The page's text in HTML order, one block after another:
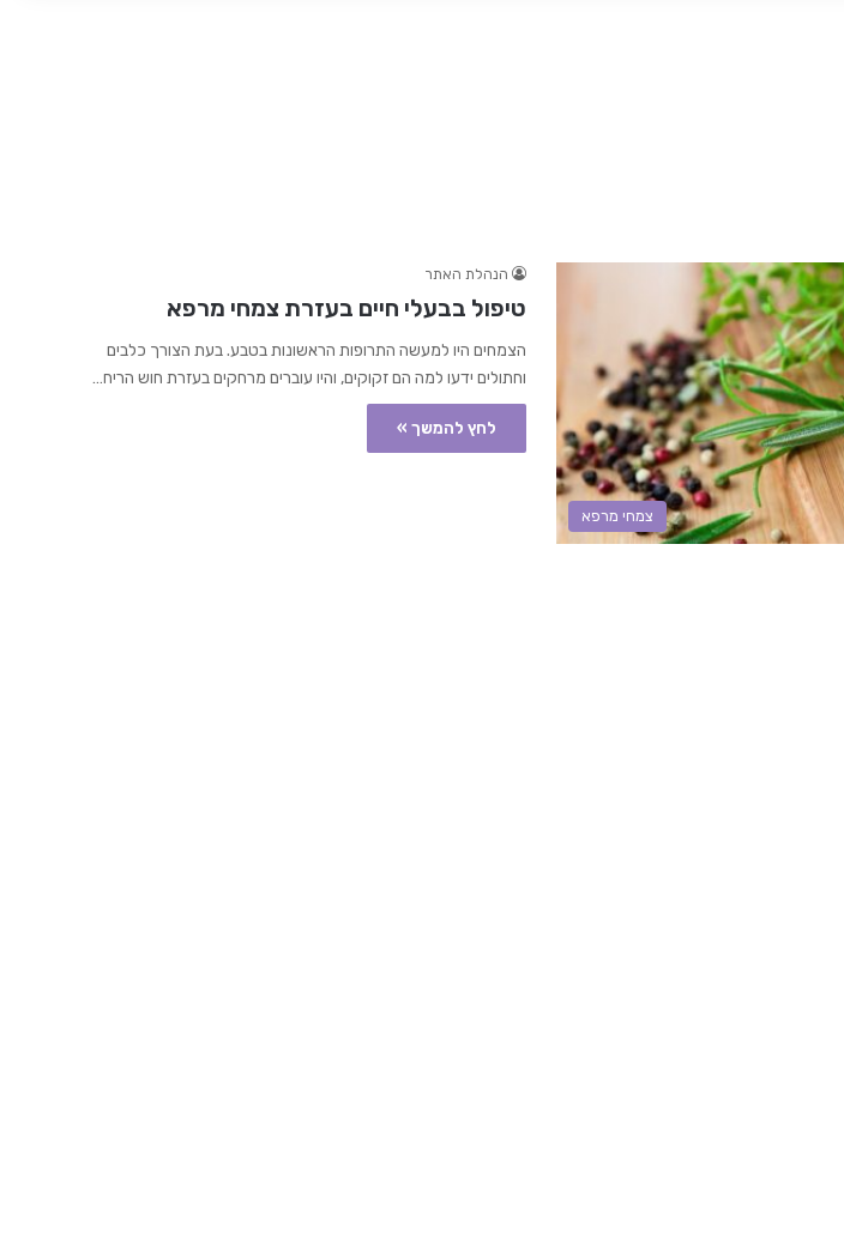
צמחי מרפא
הנהלת האתר
טיפול בבעלי חיים בעזרת צמחי מרפא
הצמחים היו למעשה התרופות הראשונות בטבע. בעת הצורך כלבים
וחתולים ידעו למה הם זקוקים, והיו עוברים מרחקים בעזרת חוש הריח…
לחץ להמשך »